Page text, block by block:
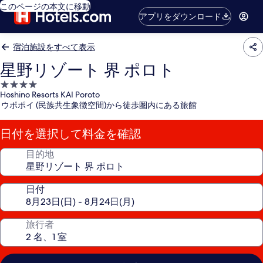
このページの本文に移動
アプリをダウンロード
宿泊施設をすべて表示
星野リゾート 界 ポロト
4.0
つ
星
宿
泊
施
Hoshino Resorts KAI Poroto
ウポポイ (民族共生象徴空間)から徒歩圏内にある旅館
日付を選択して料金を確認
目的地
日付
旅行者